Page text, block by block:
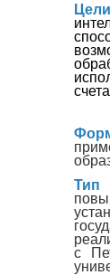
Тип
с